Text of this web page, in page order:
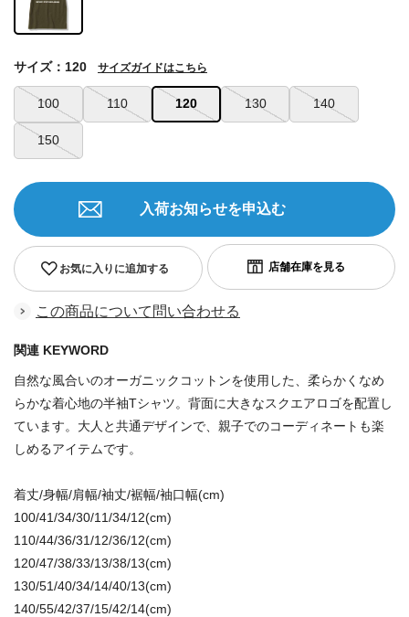
100 110 120 130 140
150
サイズ：120 サイズガイドはこちら
お気に入りに追加する
入荷お知らせを申込む
この商品について問い合わせる
関連 KEYWORD
自然な風合いのオーガニックコットンを使用した、柔らかくなめ
らかな着心地の半袖Tシャツ。背面に大きなスクエアロゴを配置し
ています。大人と共通デザインで、親子でのコーディネートも楽
しめるアイテムです。
着丈/身幅/肩幅/袖丈/裾幅/袖口幅(cm)
100/41/34/30/11/34/12(cm)
110/44/36/31/12/36/12(cm)
120/47/38/33/13/38/13(cm)
130/51/40/34/14/40/13(cm)
140/55/42/37/15/42/14(cm)